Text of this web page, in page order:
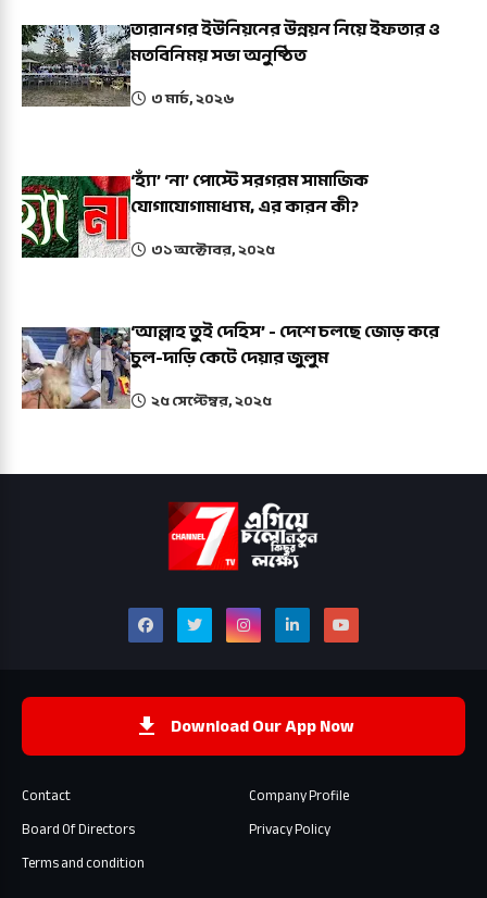
তারানগর ইউনিয়নের উন্নয়ন নিয়ে ইফতার ও
মতবিনিময় সভা অনুষ্ঠিত
৩ মার্চ, ২০২৬
‘হ্যাঁ’ ‘না’ পোস্টে সরগরম সামাজিক
যোগাযোগামাধ্যম, এর কারন কী?
৩১ অক্টোবর, ২০২৫
‘আল্লাহ তুই দেহিস’ - দেশে চলছে জোড় করে
চুল-দাড়ি কেটে দেয়ার জুলুম
২৫ সেপ্টেম্বর, ২০২৫
Download Our App Now
Contact
Company Profile
Board Of Directors
Privacy Policy
Terms and condition